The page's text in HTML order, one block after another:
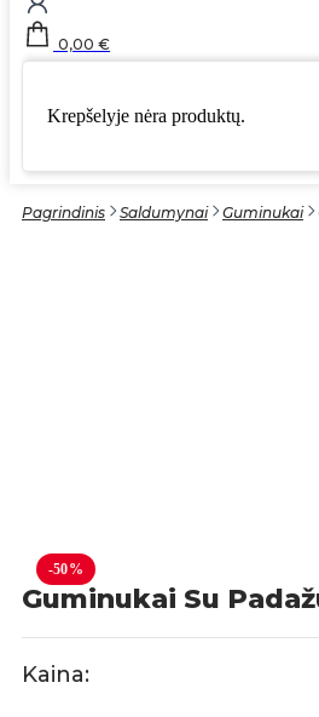
0,00 €
Krepšelyje nėra produktų.
Pagrindinis Saldumynai Guminukai
-50%
Guminukai Su
Kaina: